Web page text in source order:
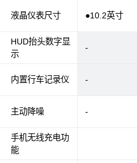
液晶仪表尺寸
HUD抬头数字显
示
内置行车记录仪
主动降噪
手机无线充电功
能
●10.2英寸
-
-
-